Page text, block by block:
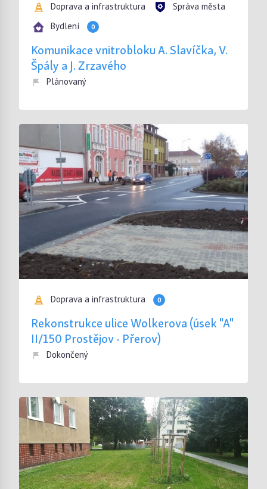
Doprava a infrastruktura
Správa města
Bydlení
0
Komunikace vnitrobloku A. Slavíčka, V.
Špály a J. Zrzavého
Plánovaný
Doprava a infrastruktura 0
Rekonstrukce ulice Wolkerova (úsek "A"
II/150 Prostějov - Přerov)
Dokončený